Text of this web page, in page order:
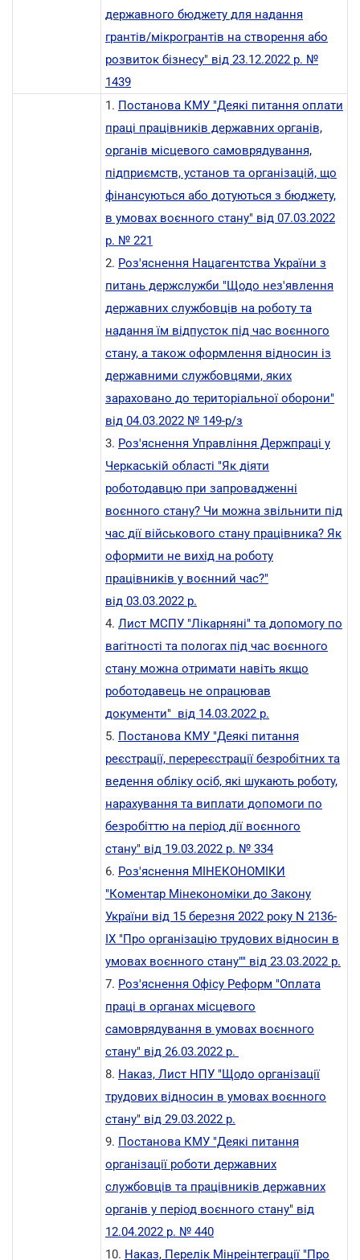
державного бюджету для надання
грантів/мікрогрантів на створення або
розвиток бізнесу" від 23.12.2022 р. №
1439
1. Постанова КМУ "Деякі питання оплати
праці працівників державних органів,
органів місцевого самоврядування,
підприємств, установ та організацій, що
фінансуються або дотуються з бюджету,
в умовах воєнного стану" від 07.03.2022
р. № 221
2. Роз'яснення Нацагентства України з
питань держслужби "Щодо нез'явлення
державних службовців на роботу та
надання їм відпусток під час воєнного
стану, а також оформлення відносин із
державними службовцями, яких
зараховано до територіальної оборони"
від 04.03.2022 № 149-р/з
3. Роз'яснення Управління Держпраці у
Черкаській області "Як діяти
роботодавцю при запровадженні
воєнного стану? Чи можна звільнити під
час дії військового стану працівника? Як
оформити не вихід на роботу
працівників у воєнний час?"
від 03.03.2022 р.
4. Лист МСПУ "Лікарняні" та допомогу по
вагітності та пологах під час воєнного
стану можна отримати навіть якщо
роботодавець не опрацював
документи" від 14.03.2022 р.
5. Постанова КМУ "Деякі питання
реєстрації, перереєстрації безробітних та
ведення обліку осіб, які шукають роботу,
нарахування та виплати допомоги по
безробіттю на період дії воєнного
стану" від 19.03.2022 р. № 334
6. Роз'яснення МІНЕКОНОМІКИ
"Коментар Мінекономіки до Закону
України від 15 березня 2022 року N 2136-
IX "Про організацію трудових відносин в
умовах воєнного стану"" від 23.03.2022 р.
7. Роз'яснення Офісу Реформ "Оплата
праці в органах місцевого
самоврядування в умовах воєнного
стану" від 26.03.2022 р.
8. Наказ, Лист НПУ "Щодо організації
трудових відносин в умовах воєнного
стану" від 29.03.2022 р.
9. Постанова КМУ "Деякі питання
організації роботи державних
службовців та працівників державних
органів у період воєнного стану" від
12.04.2022 р. № 440
10. Наказ, Перелік Мінреінтеграції "Про